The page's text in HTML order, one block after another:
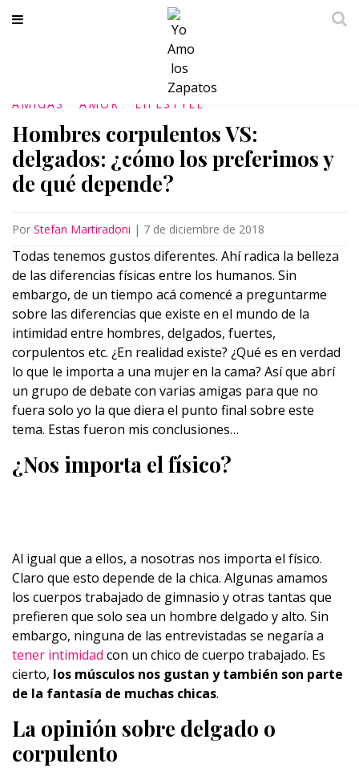
AMIGAS AMOR LIFESTYLE
Hombres corpulentos VS:
delgados: ¿cómo los preferimos y
de qué depende?
Por Stefan Martiradoni | 7 de diciembre de 2018
Todas tenemos gustos diferentes. Ahí radica la belleza
de las diferencias físicas entre los humanos. Sin
embargo, de un tiempo acá comencé a preguntarme
sobre las diferencias que existe en el mundo de la
intimidad entre hombres, delgados, fuertes,
corpulentos etc. ¿En realidad existe? ¿Qué es en verdad
lo que le importa a una mujer en la cama? Así que abrí
un grupo de debate con varias amigas para que no
fuera solo yo la que diera el punto final sobre este
tema. Estas fueron mis conclusiones…
¿Nos importa el físico?
Al igual que a ellos, a nosotras nos importa el físico.
Claro que esto depende de la chica. Algunas amamos
los cuerpos trabajado de gimnasio y otras tantas que
prefieren que solo sea un hombre delgado y alto. Sin
embargo, ninguna de las entrevistadas se negaría a
tener intimidad con un chico de cuerpo trabajado. Es
cierto, los músculos nos gustan y también son parte
de la fantasía de muchas chicas.
La opinión sobre delgado o
corpulento